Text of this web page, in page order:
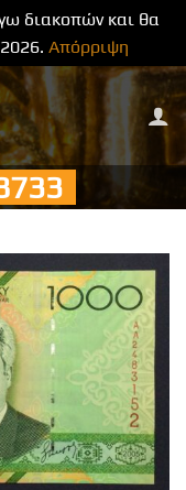
διακοπών και θα
Απόρριψη